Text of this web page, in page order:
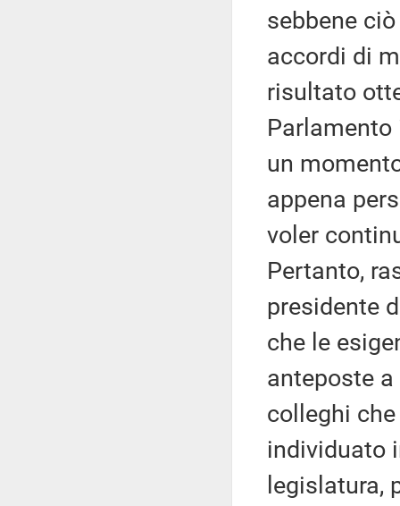
sebbene
accordi di
risultato
un
appena
voler
Pertanto,
presidente
che le
anteposte
colleghi
individuato
legislatura,